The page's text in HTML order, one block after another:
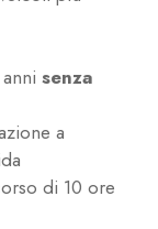
senza
a
di 10 ore